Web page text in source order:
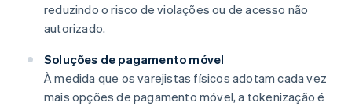
reduzindo o risco de violações ou de acesso não
autorizado.
Soluções de pagamento móvel
À medida que os varejistas físicos adotam cada vez
mais opções de pagamento móvel, a tokenização é